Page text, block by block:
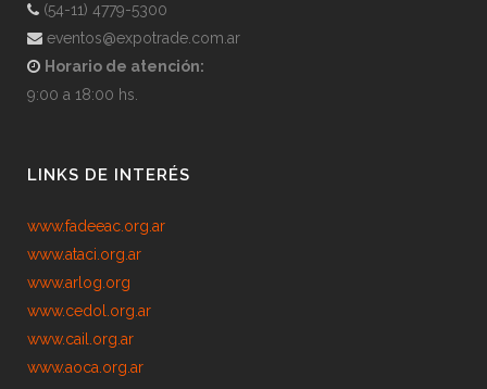
(54-11) 4779-5300
eventos@expotrade.com.ar
Horario de atención:
9:00 a 18:00 hs.
LINKS DE INTERÉS
www.fadeeac.org.ar
www.ataci.org.ar
www.arlog.org
www.cedol.org.ar
www.cail.org.ar
www.aoca.org.ar